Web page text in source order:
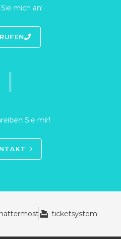
mich an!
Sie mir!
ticketsystem